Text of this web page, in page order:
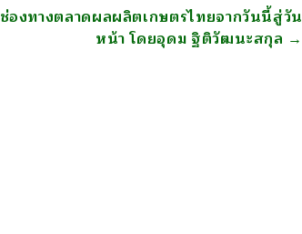
ช่องทางตลาดผลผลิตเกษตรไทยจากวันนี้สู่วัน
หน้า โดยอุดม ฐิติวัฒนะสกุล →